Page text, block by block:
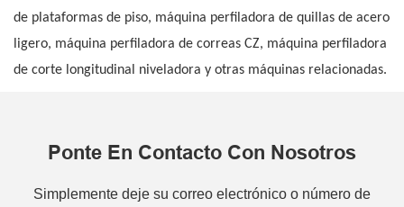
de plataformas de piso, máquina perfiladora de quillas de acero
ligero, máquina perfiladora de correas CZ, máquina perfiladora
de corte longitudinal niveladora y otras máquinas relacionadas.
Ponte En Contacto Con Nosotros
Simplemente deje su correo electrónico o número de